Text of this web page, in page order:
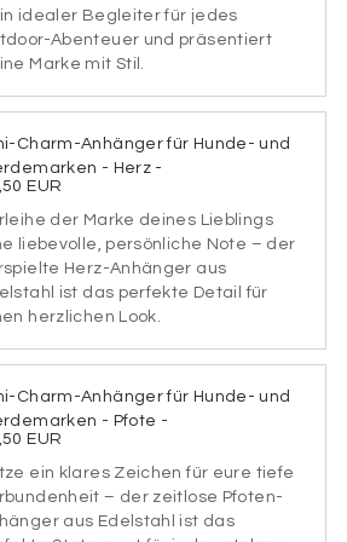
idealer Begleiter für jedes
Abenteuer und präsentiert
Marke mit Stil.
Charm-Anhänger für Hunde- und
- Herz -
EUR
der Marke deines Lieblings
liebevolle, persönliche Note – der
Herz-Anhänger aus
ist das perfekte Detail für
herzlichen Look.
Charm-Anhänger für Hunde- und
- Pfote -
EUR
ein klares Zeichen für eure tiefe
– der zeitlose Pfoten-
aus Edelstahl ist das